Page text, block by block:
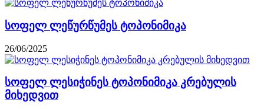
სოფელ ლეწურწუმეს ტოპონიმიკა
26/06/2025
სოფელ ლესიჭინეს ტოპონიმიკა კრებულის
მიხედვით